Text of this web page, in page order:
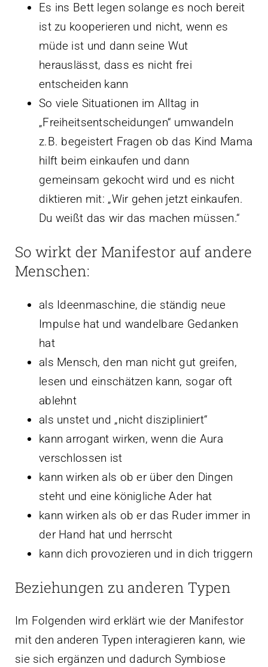
Es ins Bett legen solange es noch bereit
ist zu kooperieren und nicht, wenn es
müde ist und dann seine Wut
herauslässt, dass es nicht frei
entscheiden kann
So viele Situationen im Alltag in
„Freiheitsentscheidungen“ umwandeln
z.B. begeistert Fragen ob das Kind Mama
hilft beim einkaufen und dann
gemeinsam gekocht wird und es nicht
diktieren mit: „Wir gehen jetzt einkaufen.
Du weißt das wir das machen müssen.“
So wirkt der Manifestor auf andere
Menschen:
als Ideenmaschine, die ständig neue
Impulse hat und wandelbare Gedanken
hat
als Mensch, den man nicht gut greifen,
lesen und einschätzen kann, sogar oft
ablehnt
als unstet und „nicht diszipliniert“
kann arrogant wirken, wenn die Aura
verschlossen ist
kann wirken als ob er über den Dingen
steht und eine königliche Ader hat
kann wirken als ob er das Ruder immer in
der Hand hat und herrscht
kann dich provozieren und in dich triggern
Beziehungen zu anderen Typen
Im Folgenden wird erklärt wie der Manifestor
mit den anderen Typen interagieren kann, wie
sie sich ergänzen und dadurch Symbiose